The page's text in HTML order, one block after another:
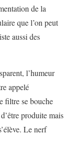
de la
que l’on peut
aussi des
l’humeur
appelé
filtre se bouche
produite mais
Le nerf